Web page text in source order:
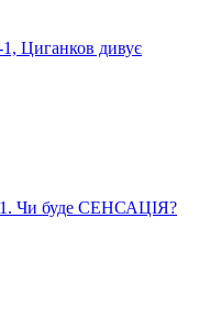
Циганков дивує
буде СЕНСАЦІЯ?